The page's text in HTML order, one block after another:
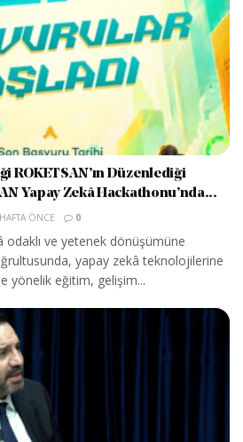
ROKETSAN’ın Düzenlediği
Yapay Zekâ Hackathonu’nda...
ÖNCE 0
odaklı ve yetenek dönüşümüne
yapay zekâ teknolojilerine
yönelik eğitim, gelişim...